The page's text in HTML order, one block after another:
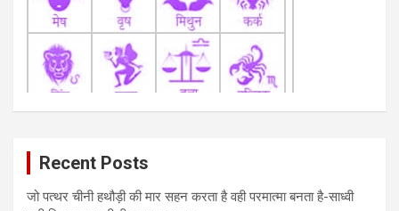
Recent Posts
जो पत्थर चीनी हथौड़ी की मार सहन करता है वही परमात्मा बनता है-साध्वी